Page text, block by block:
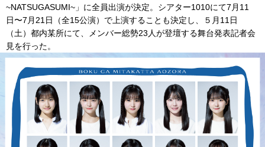
~NATSUGASUMI~」に全員出演が決定。シアター1010にて7月11
日〜7月21日（全15公演）で上演することも決定し、５月11日
（土）都内某所にて、メンバー総勢23人が登壇する舞台発表記者会
見を行った。